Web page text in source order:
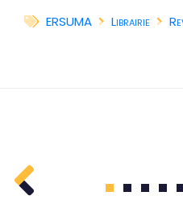
ERSUMA
Librairie
1 2 3 4